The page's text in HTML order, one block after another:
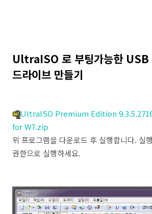
UltraISO 로 부팅가능한 USB
드라이브 만들기
UltraISO Premium Edition
for W7.zip
위 프로그램을 다운로드 후 실행합니다. 실
권한으로 실행하세요.